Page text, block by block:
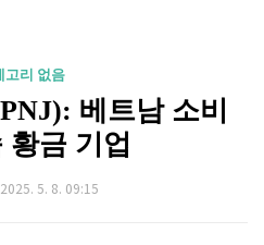
고리 없음
베트남 소비
황금 기업
2025. 5. 8. 09:15